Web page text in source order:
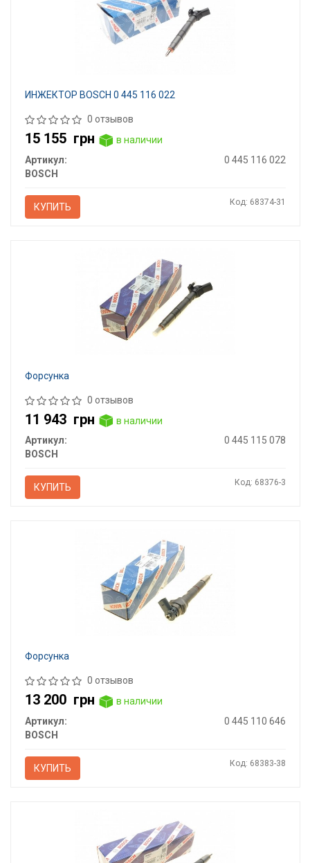
ИНЖЕКТОР BOSCH 0 445 116 022
0 отзывов
15 155 грн
в наличии
Артикул:
0 445 116 022
BOSCH
КУПИТЬ Код: 68374-31
Форсунка
0 отзывов
11 943 грн
в наличии
Артикул:
0 445 115 078
BOSCH
КУПИТЬ Код: 68376-3
Форсунка
0 отзывов
13 200 грн
в наличии
Артикул:
0 445 110 646
BOSCH
КУПИТЬ Код: 68383-38